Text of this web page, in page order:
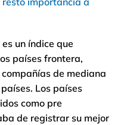
un índice que
países frontera,
de mediana
Los países
como pre
de registrar su mejor